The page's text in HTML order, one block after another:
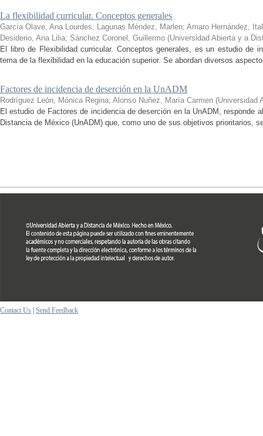
La flexibilidad curricular. Conceptos generales
García Olave, Ana Lourdes; Lagunas Méndez, Marlen; Amaro Hernández,
Desiderio, Ana Lilia; Sánchez Coronel, Guillermo (Universidad Abierta y a
El libro de Flexibilidad curricular. Conceptos generales, es un estudio de
tema de la flexibilidad en la educación superior. Se abordan diversos
Factores de incidencia de deserción en la UnADM
Rodríguez León, Mónica Regina; Alonso Nuñez, María Carmen (Universidad
El estudio de Factores de incidencia de deserción en la UnADM, responde
Distancia de México (UnADM) que, como uno de sus objetivos prioritarios,
Contact Us Send Feedback